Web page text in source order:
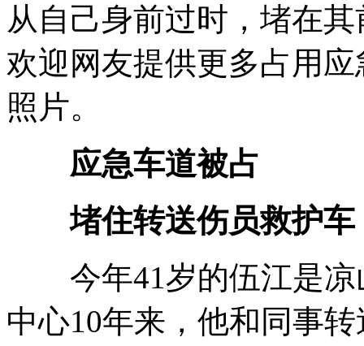
从自己身前过时，堵在
欢迎网友提供更多占用
照片。
应急车道被占
堵住转送伤员救护车
今年41岁的伍江是凉
中心10年来，他和同事